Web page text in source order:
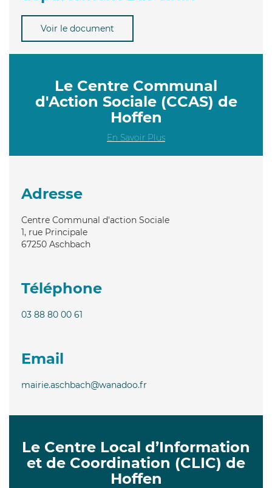
Voir le document
Le Centre Communal
d'Action Sociale (CCAS) de
Hoffen
En Savoir Plus
Adresse
Centre Communal d'action Sociale
1, rue Principale
67250 Aschbach
Téléphone
03 88 80 00 61
Email
mairie.aschbach@wanadoo.fr
Le Centre Local d’Information
et de Coordination (CLIC) de
Hoffen